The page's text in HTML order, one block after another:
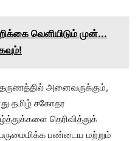
வெளியிடும் முன்...
தருணத்தில் அனைவருக்கும்,
தமிழ் சகோதர
தெரிவித்துக்
பண்டைய மற்றும்